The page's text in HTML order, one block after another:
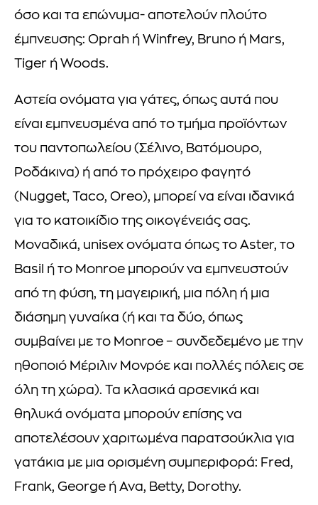
όσο και τα επώνυμα- αποτελούν πλούτο
έμπνευσης: Oprah ή Winfrey, Bruno ή Mars,
Tiger ή Woods.
Αστεία ονόματα για γάτες, όπως αυτά που
είναι εμπνευσμένα από το τμήμα προϊόντων
του παντοπωλείου (Σέλινο, Βατόμουρο,
Ροδάκινα) ή από το πρόχειρο φαγητό
(Nugget, Taco, Oreo), μπορεί να είναι ιδανικά
για το κατοικίδιο της οικογένειάς σας.
Μοναδικά, unisex ονόματα όπως το Aster, το
Basil ή το Monroe μπορούν να εμπνευστούν
από τη φύση, τη μαγειρική, μια πόλη ή μια
διάσημη γυναίκα (ή και τα δύο, όπως
συμβαίνει με το Monroe – συνδεδεμένο με την
ηθοποιό Μέριλιν Μονρόε και πολλές πόλεις σε
όλη τη χώρα). Τα κλασικά αρσενικά και
θηλυκά ονόματα μπορούν επίσης να
αποτελέσουν χαριτωμένα παρατσούκλια για
γατάκια με μια ορισμένη συμπεριφορά: Fred,
Frank, George ή Ava, Betty, Dorothy.